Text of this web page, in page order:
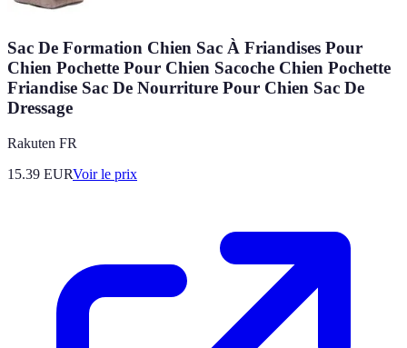
Sac De Formation Chien Sac À Friandises Pour
Chien Pochette Pour Chien Sacoche Chien Pochette
Friandise Sac De Nourriture Pour Chien Sac De
Dressage
Rakuten FR
15.39 EURVoir le prix